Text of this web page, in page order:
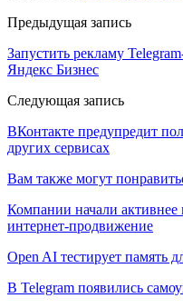
Предыдущая запись
Запустить рекламу
Яндекс Бизнес
Следующая запись
ВКонтакте предупредит
других сервисах
Вам также могут
Компании начали активнее
интернет-продвижение
Open AI тестирует память
В Telegram появились